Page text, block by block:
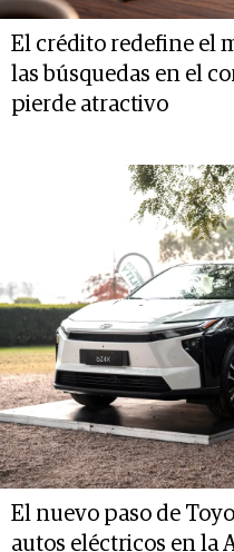
El crédito redefine el
las búsquedas en el
pierde atractivo
El nuevo paso de
autos eléctricos en la